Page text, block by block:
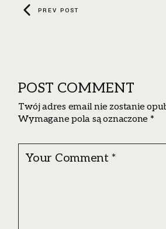
PREV POST
POST COMMENT
Twój adres email nie zostanie
Wymagane pola są oznaczone *